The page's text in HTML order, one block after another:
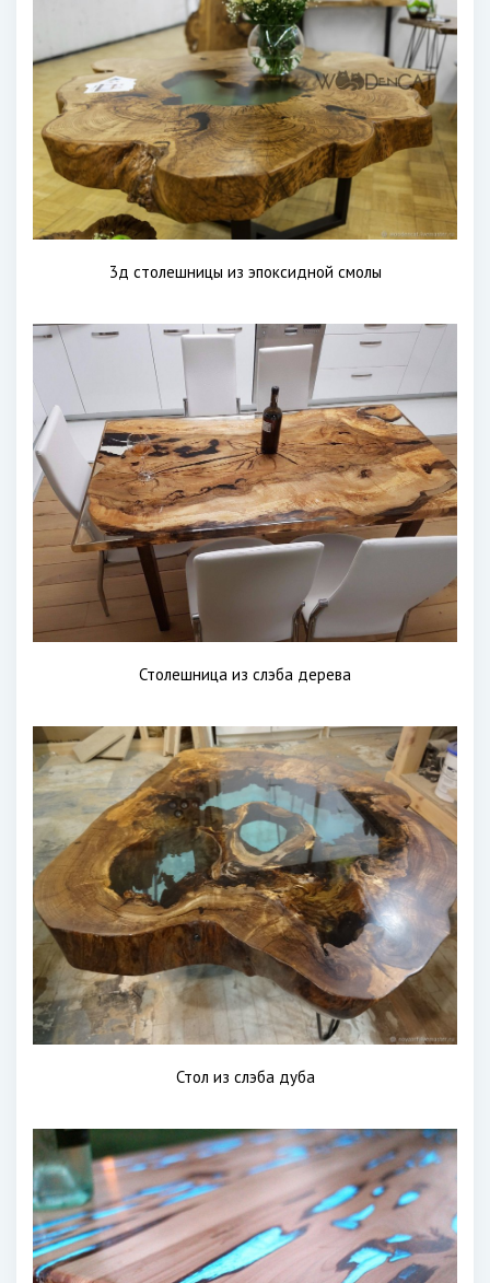
3д столешницы из эпоксидной смолы
Столешница из слэба дерева
Стол из слэба дуба